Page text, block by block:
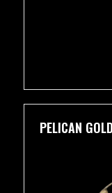
PELICAN